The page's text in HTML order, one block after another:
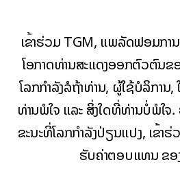
ເຂົ້າຮ່ວມ TGM, ແພລັດຟອມກາ
ໂອກາດທ່ານສະແດງອອກຕົວຕົນ
ໂລກກໍາລັງລໍຖ້າທ່ານ, ຜູ້ໃຊ້ບໍລິການ
ທ່ານພໍໃຈ ແລະ ສິ່ງໃດທີ່ທ່ານບໍ່ພໍໃຈ.
ຂະນະທີ່ໂລກກຳລັງປ່ຽນແປງ, ເຂົ້
ຮັບຄ່າຕອບແທນ ຂອ